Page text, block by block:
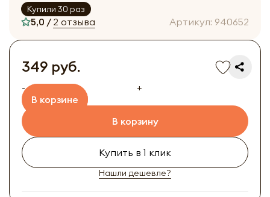
Купили 30 раз
5,0 / 2 отзыва Артикул: 940652
349 руб.
-
+
В корзине
В корзину
Купить в 1 клик
Нашли дешевле?